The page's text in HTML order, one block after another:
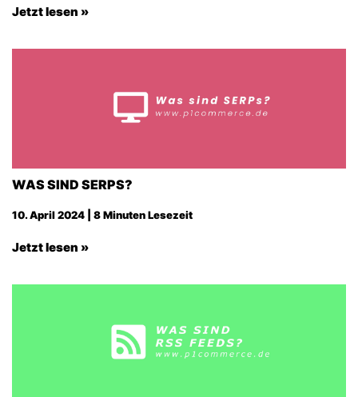
Jetzt lesen »
WAS SIND SERPS?
10. April 2024 | 8 Minuten Lesezeit
Jetzt lesen »